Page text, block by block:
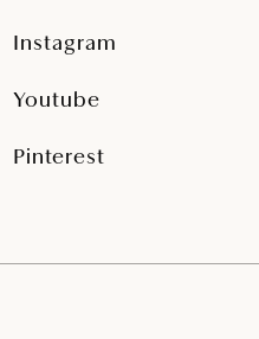
Instagram
Youtube
Pinterest